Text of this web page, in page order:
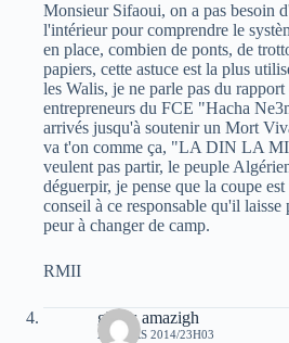
Monsieur Sifaoui, on a pas besoin
l'intérieur pour comprendre le
en place, combien de ponts, de
papiers, cette astuce est la plus
les Walis, je ne parle pas du
entrepreneurs du FCE "Hacha
arrivés jusqu'à soutenir un Mort
va t'on comme ça, "LA DIN LA
veulent pas partir, le peuple
déguerpir, je pense que la coupe
conseil à ce responsable qu'il laisse
peur à changer de camp.
RMII
ghiles amazigh
21 MARS 2014/23H03